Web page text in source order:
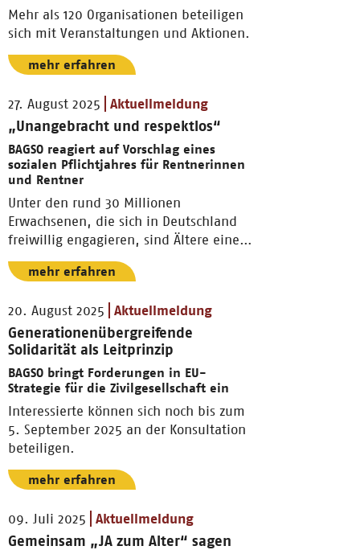
Mehr als 120 Organisationen beteiligen
sich mit Veranstaltungen und Aktionen.
mehr erfahren
27. August 2025 Aktuellmeldung
„Unangebracht und respektlos“
BAGSO reagiert auf Vorschlag eines
sozialen Pflichtjahres für Rentnerinnen
und Rentner
Unter den rund 30 Millionen
Erwachsenen, die sich in Deutschland
freiwillig engagieren, sind Ältere eine
tragende Säule.
mehr erfahren
20. August 2025 Aktuellmeldung
Generationenübergreifende
Solidarität als Leitprinzip
BAGSO bringt Forderungen in EU-
Strategie für die Zivilgesellschaft ein
Interessierte können sich noch bis zum
5. September 2025 an der Konsultation
beteiligen.
mehr erfahren
09. Juli 2025 Aktuellmeldung
Gemeinsam „JA zum Alter“ sagen